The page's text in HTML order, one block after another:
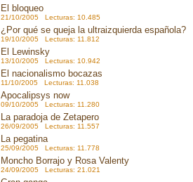
El bloqueo
21/10/2005 Lecturas: 10.485
¿Por qué se queja la ultraizquierda española?
19/10/2005 Lecturas: 11.812
El Lewinsky
13/10/2005 Lecturas: 10.942
El nacionalismo bocazas
11/10/2005 Lecturas: 11.038
Apocalipsys now
09/10/2005 Lecturas: 11.280
La paradoja de Zetapero
26/09/2005 Lecturas: 11.557
La pegatina
25/09/2005 Lecturas: 11.778
Moncho Borrajo y Rosa Valenty
24/09/2005 Lecturas: 21.021